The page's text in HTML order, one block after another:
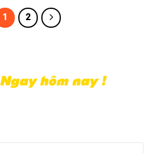
1 2